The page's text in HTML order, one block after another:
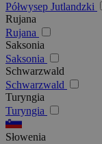
Półwysep Jutlandzki
Rujana
Rujana
Saksonia
Saksonia
Schwarzwald
Schwarzwald
Turyngia
Turyngia
Słowenia